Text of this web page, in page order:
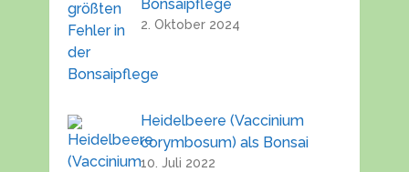
Bonsaipflege
2. Oktober 2024
Heidelbeere (Vaccinium
corymbosum) als Bonsai
10. Juli 2022